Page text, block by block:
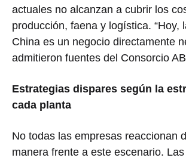
actuales no alcanzan a cubrir los
producción, faena y logística. “Hoy,
China es un negocio directamente
admitieron fuentes del Consorcio
Estrategias dispares según la
cada planta
No todas las empresas reaccionan
manera frente a este escenario.